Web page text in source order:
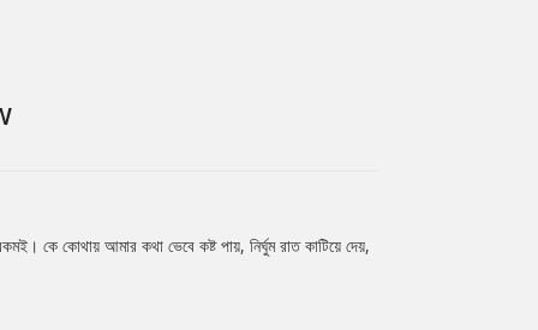
কে কোথায় আমার কথা ভেবে কষ্ট পায়, নির্ঘুম রাত কাটিয়ে দেয়,